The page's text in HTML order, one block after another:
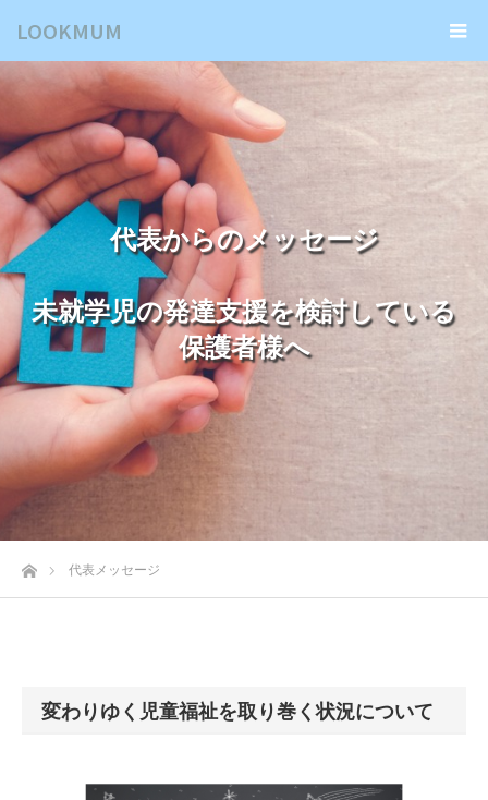
LOOKMUM
代表からのメッセージ
未就学児の発達支援を検討している
保護者様へ
ホーム代表メッセージ
変わりゆく児童福祉を取り巻く状況について